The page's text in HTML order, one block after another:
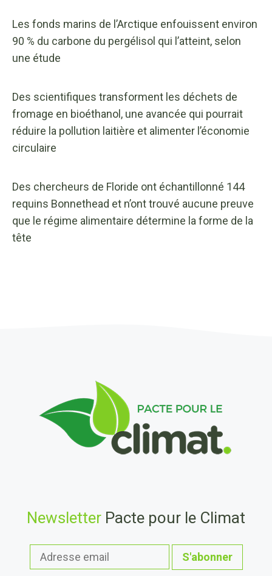
Les fonds marins de l’Arctique enfouissent environ
90 % du carbone du pergélisol qui l’atteint, selon
une étude
Des scientifiques transforment les déchets de
fromage en bioéthanol, une avancée qui pourrait
réduire la pollution laitière et alimenter l’économie
circulaire
Des chercheurs de Floride ont échantillonné 144
requins Bonnethead et n’ont trouvé aucune preuve
que le régime alimentaire détermine la forme de la
tête
Newsletter Pacte pour le Climat